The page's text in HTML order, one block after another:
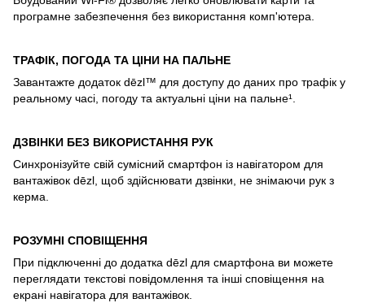
програмне забезпечення без використання комп'ютера.
ТРАФІК, ПОГОДА ТА ЦІНИ НА ПАЛЬНЕ
Завантажте додаток dēzl™ для доступу до даних про трафік у
реальному часі, погоду та актуальні ціни на пальне¹.
ДЗВІНКИ БЕЗ ВИКОРИСТАННЯ РУК
Синхронізуйте свій сумісний смартфон із навігатором для
вантажівок dēzl, щоб здійснювати дзвінки, не знімаючи рук з
керма.
РОЗУМНІ СПОВІЩЕННЯ
При підключенні до додатка dēzl для смартфона ви можете
переглядати текстові повідомлення та інші сповіщення на
екрані навігатора для вантажівок.